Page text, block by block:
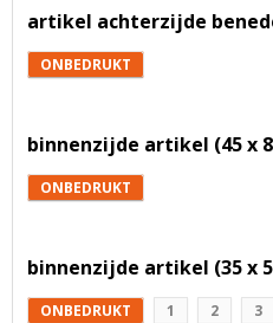
artikel achterzijde
ONBEDRUKT
binnenzijde artikel (45 x
ONBEDRUKT
binnenzijde artikel (35 x
ONBEDRUKT 1 2 3